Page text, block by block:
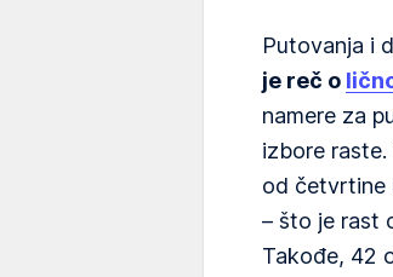
Putovanja i
je reč o
namere za
izbore
od četvrtine
– što je rast
Takođe, 42